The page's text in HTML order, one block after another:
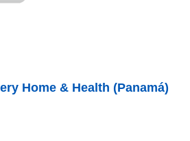
Home & Health (Panamá)